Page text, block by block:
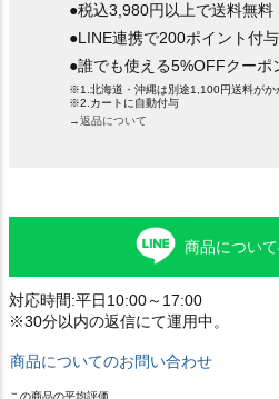
●税込3,980円以上で送料無
●LINE連携で200ポイント付与
●誰でも使える5%OFFクー
※1.北海道・沖縄は別途1,100円送料がか
※2.カートに自動付与
→返品について
商品につい
対応時間:平日10:00～17:00
※30分以内の返信にて運用中。
商品についてのお問い合わせ